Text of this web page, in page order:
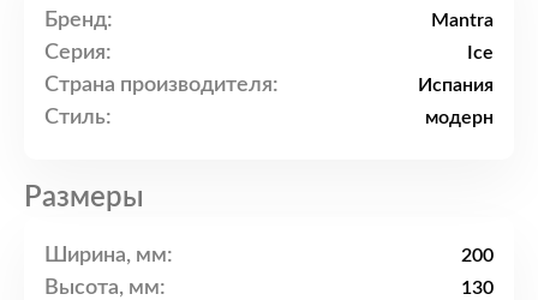
Бренд: Mantra
Серия: Ice
Страна производителя: Испания
Стиль: модерн
Размеры
Ширина, мм: 200
Высота, мм: 130